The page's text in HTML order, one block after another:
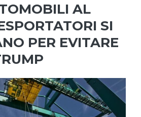
AL
SI
PER EVITARE